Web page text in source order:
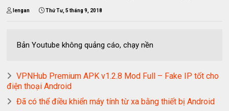
lengan Thứ Tư, 5 tháng 9, 2018
Bản Youtube không quảng cáo, chạy nền
VPNHub Premium APK v1.2.8 Mod Full – Fake IP tốt cho
điện thoại Android
Đã có thể điều khiển máy tính từ xa bằng thiết bị Android